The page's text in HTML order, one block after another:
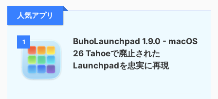
人気アプリ
1
BuhoLaunchpad 1.9.0 - macOS
26 Tahoeで廃止された
Launchpadを忠実に再現